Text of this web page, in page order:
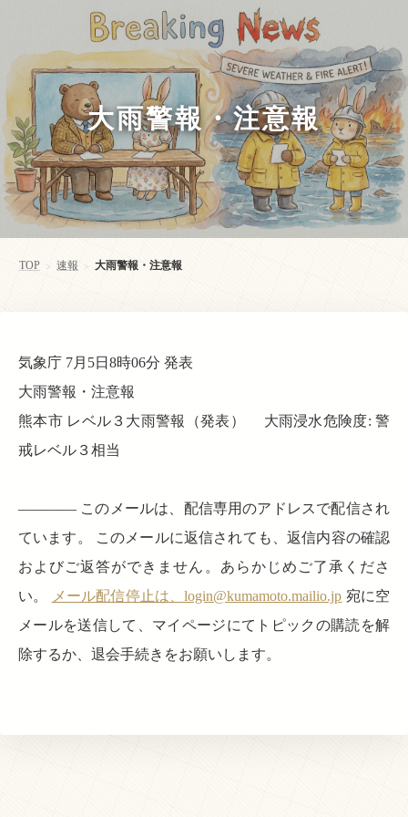
大雨警報・注意報
TOP > 速報 > 大雨警報・注意報
気象庁 7月5日8時06分 発表
大雨警報・注意報
熊本市 レベル３大雨警報（発表） 大雨浸水危険度: 警
戒レベル３相当
———— このメールは、配信専用のアドレスで配信され
ています。 このメールに返信されても、返信内容の確認
およびご返答ができません。あらかじめご了承くださ
い。
メール配信停止は、login@kumamoto.mailio.jp 宛に空
メールを送信して、マイページにてトピックの購読を解
除するか、退会手続きをお願いします。